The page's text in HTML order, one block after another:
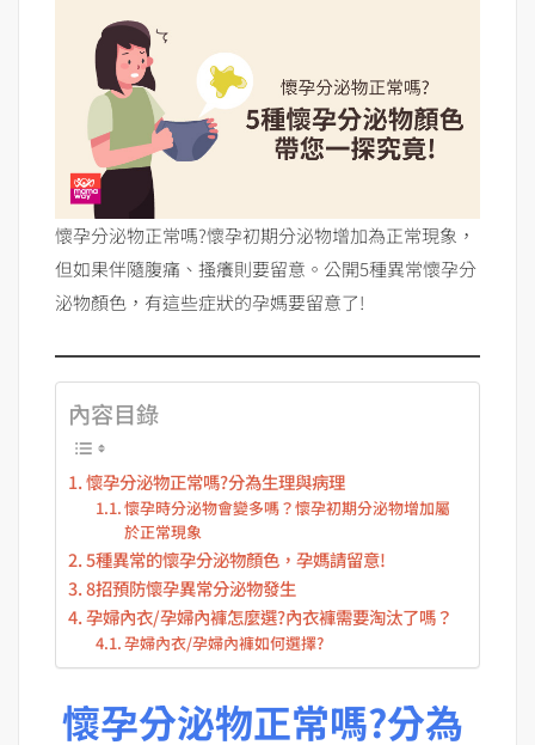
懷孕分泌物正常嗎?懷孕初期分泌物增加為正常現象，
但如果伴隨腹痛、搔癢則要留意。公開5種異常懷孕分
泌物顏色，有這些症狀的孕媽要留意了!
內容目錄
懷孕分泌物正常嗎?分為生理與病理
懷孕時分泌物會變多嗎？懷孕初期分泌物增加屬
於正常現象
5種異常的懷孕分泌物顏色，孕媽請留意!
8招預防懷孕異常分泌物發生
孕婦內衣/孕婦內褲怎麼選?內衣褲需要淘汰了嗎？
孕婦內衣/孕婦內褲如何選擇?
懷孕分泌物正常嗎?分為